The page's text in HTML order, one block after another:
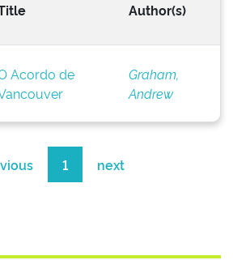
Author(s)
Acordo de
Graham,
Andrew
1 next